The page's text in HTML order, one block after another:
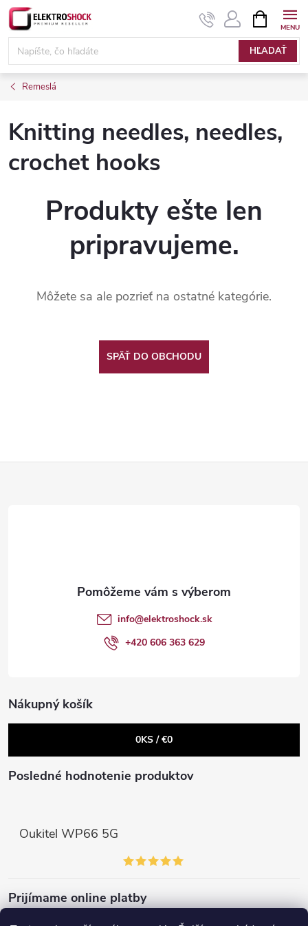
Prejsť
na
obsah
HĽADAŤ
KOŠÍK
Remeslá
Knitting needles, needles,
crochet hooks
Produkty ešte len
pripravujeme.
Môžete sa ale pozrieť na ostatné kategórie.
SPÄŤ DO OBCHODU
info@elektroshock.sk
+420 606 363 629
Nákupný košík
0KS /€0
Posledné hodnotenie produktov
Oukitel WP66 5G
Prijímame online platby
Powered by chaterimo